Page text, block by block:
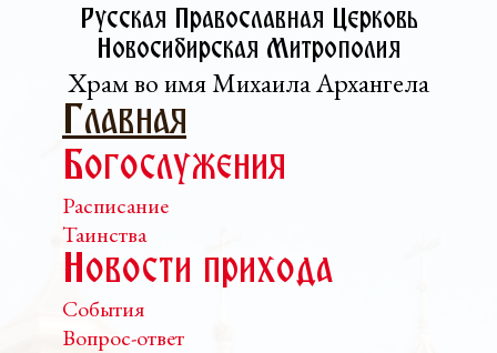
Русская Православная Церковь­
Новосибирская Митрополия
Храм во имя Михаила Архангела
Главная
Богослужения
Расписание
Таинства
Новости прихода
События
Вопрос-ответ